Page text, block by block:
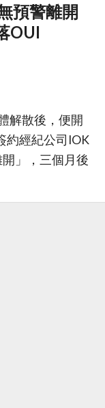
預警離開
OUI
解散後，便開
約經紀公司IOK
」，三個月後